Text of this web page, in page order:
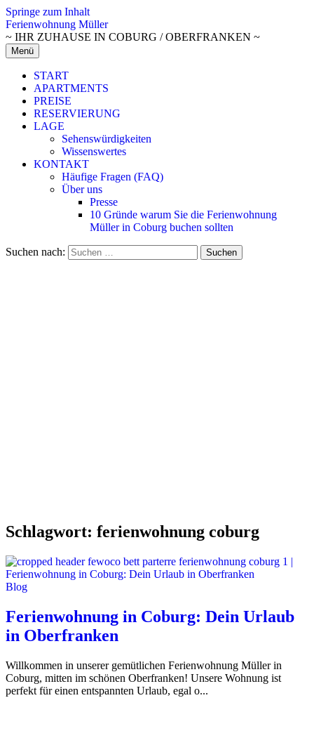
Springe zum Inhalt
Ferienwohnung Müller
~ IHR ZUHAUSE IN COBURG / OBERFRANKEN ~
Menü
START
APARTMENTS
PREISE
RESERVIERUNG
LAGE
Sehenswürdigkeiten
Wissenswertes
KONTAKT
Häufige Fragen (FAQ)
Über uns
Presse
10 Gründe warum Sie die Ferienwohnung
Müller in Coburg buchen sollten
Suchen nach:
Schlagwort: ferienwohnung coburg
Blog
Ferienwohnung in Coburg: Dein Urlaub
in Oberfranken
Willkommen in unserer gemütlichen Ferienwohnung Müller in
Coburg, mitten im schönen Oberfranken! Unsere Wohnung ist
perfekt für einen entspannten Urlaub, egal o...